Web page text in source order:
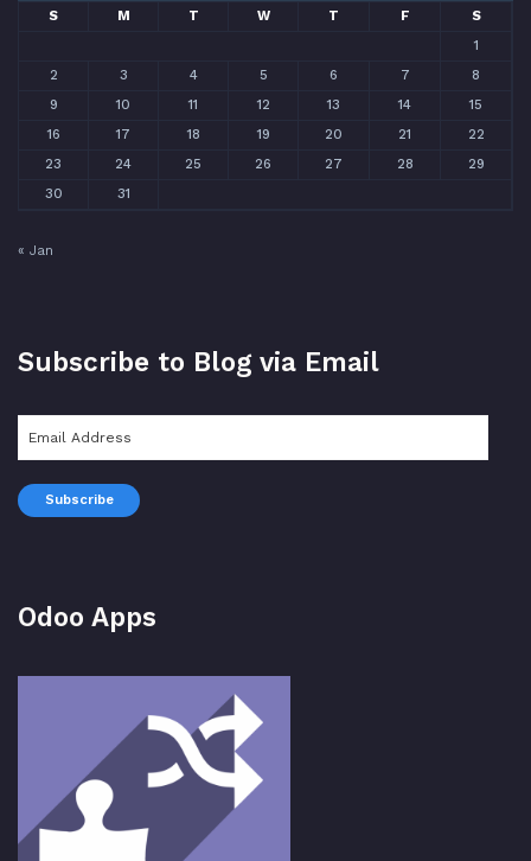
S M T W T F
S
1
2
3 4 5 6 7
8
9
10 11 12 13 14
15
16
17 18 19 20 21
22
23
24 25 26 27 28
29
30
31
« Jan
Subscribe to Blog via Email
Address
Subscribe
Odoo Apps